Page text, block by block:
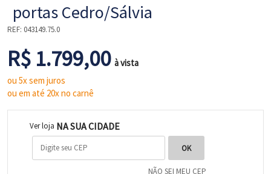
portas Cedro/Sálvia
REF: 043149.75.0
R$ 1.799,00à vista
ou 5x sem juros
ou em até 20x no carnê
Ver loja NA SUA CIDADE
NÃO SEI MEU CEP